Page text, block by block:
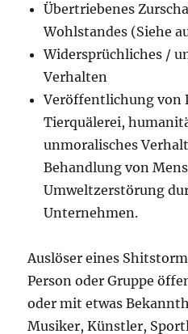
Übertriebenes
Wohlstandes (Siehe
Widersprüchliches /
Verhalten
Veröffentlichung von
Tierquälerei,
unmoralisches
Behandlung von
Umweltzerstörung
Unternehmen.
Auslöser eines
Person oder Gruppe
oder mit etwas
Musiker, Künstler,